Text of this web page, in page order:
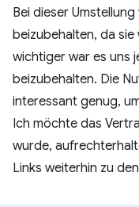
Bei dieser
beizubehalten, da
wichtiger war es uns
beizubehalten. Die
interessant genug,
Ich möchte das
wurde,
Links weiterhin zu